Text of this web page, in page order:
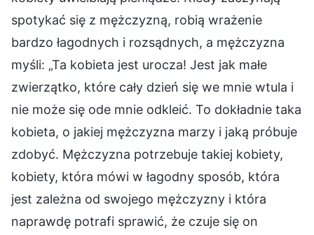
spotykać się z mężczyzną, robią wrażenie
bardzo łagodnych i rozsądnych, a mężczyzna
myśli: „Ta kobieta jest urocza! Jest jak małe
zwierzątko, które cały dzień się we mnie wtula i
nie może się ode mnie odkleić. To dokładnie taka
kobieta, o jakiej mężczyzna marzy i jaką próbuje
zdobyć. Mężczyzna potrzebuje takiej kobiety,
kobiety, która mówi w łagodny sposób, która
jest zależna od swojego mężczyzny i która
naprawdę potrafi sprawić, że czuje się on